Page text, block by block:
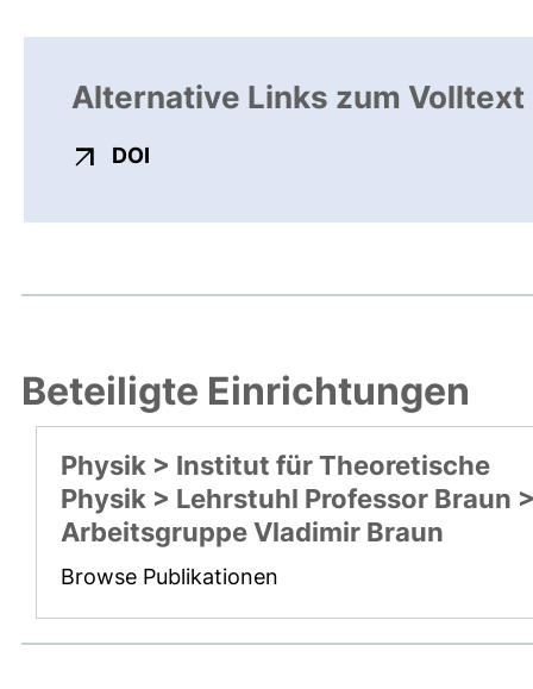
Alternative Links zum Volltext
DOI
Beteiligte Einrichtungen
Physik > Institut für Theoretische
Physik > Lehrstuhl Professor Braun
Arbeitsgruppe Vladimir Braun
Browse Publikationen